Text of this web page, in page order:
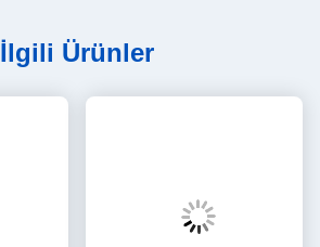
İlgili Ürünler